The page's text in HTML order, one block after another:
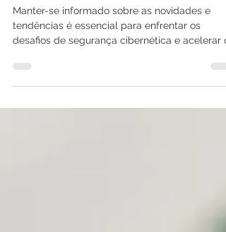
2023
Manter-se informado sobre as novidades e
desafios de segurança cibernética e acelerar